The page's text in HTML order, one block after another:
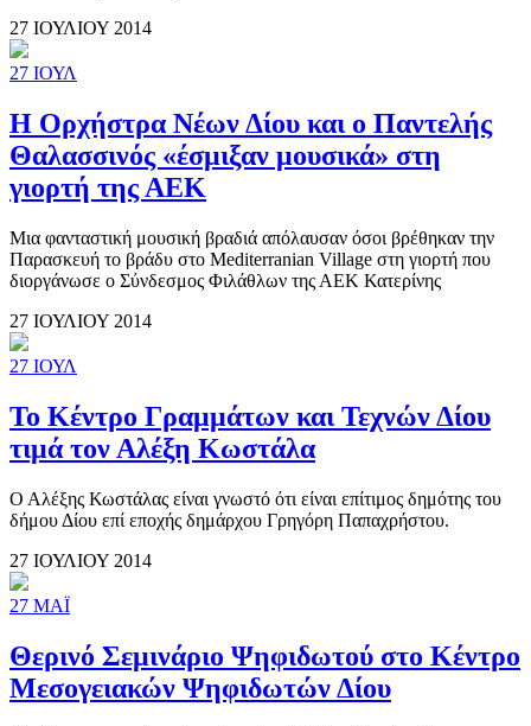
27 ΙΟΥΛΙΟΥ 2014
27 ΙΟΥΛ
Η Ορχήστρα Νέων Δίου και ο Παντελής
Θαλασσινός «έσμιξαν μουσικά» στη
γιορτή της ΑΕΚ
Μια φανταστική μουσική βραδιά απόλαυσαν όσοι βρέθηκαν την
Παρασκευή το βράδυ στο Mediterranian Village στη γιορτή που
διοργάνωσε ο Σύνδεσμος Φιλάθλων της ΑΕΚ Κατερίνης
27 ΙΟΥΛΙΟΥ 2014
27 ΙΟΥΛ
Το Κέντρο Γραμμάτων και Τεχνών Δίου
τιμά τον Αλέξη Κωστάλα
Ο Αλέξης Κωστάλας είναι γνωστό ότι είναι επίτιμος δημότης του
δήμου Δίου επί εποχής δημάρχου Γρηγόρη Παπαχρήστου.
27 ΙΟΥΛΙΟΥ 2014
27 ΜΑΪ
Θερινό Σεμινάριο Ψηφιδωτού στο Κέντρο
Μεσογειακών Ψηφιδωτών Δίου